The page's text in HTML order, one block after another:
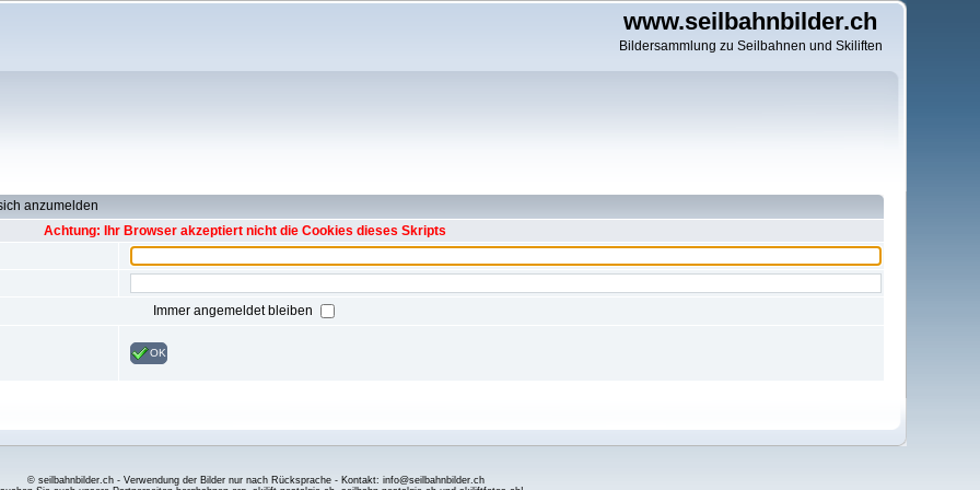
www.seilbahnbilder.ch
Bildersammlung zu Seilbahnen und Skiliften
anzumelden
Achtung: Ihr Browser akzeptiert nicht die Cookies dieses Skripts
Immer angemeldet bleiben
OK
© seilbahnbilder.ch - Verwendung der Bilder nur nach Rücksprache - Kontakt: info@seilbahnbilder.ch